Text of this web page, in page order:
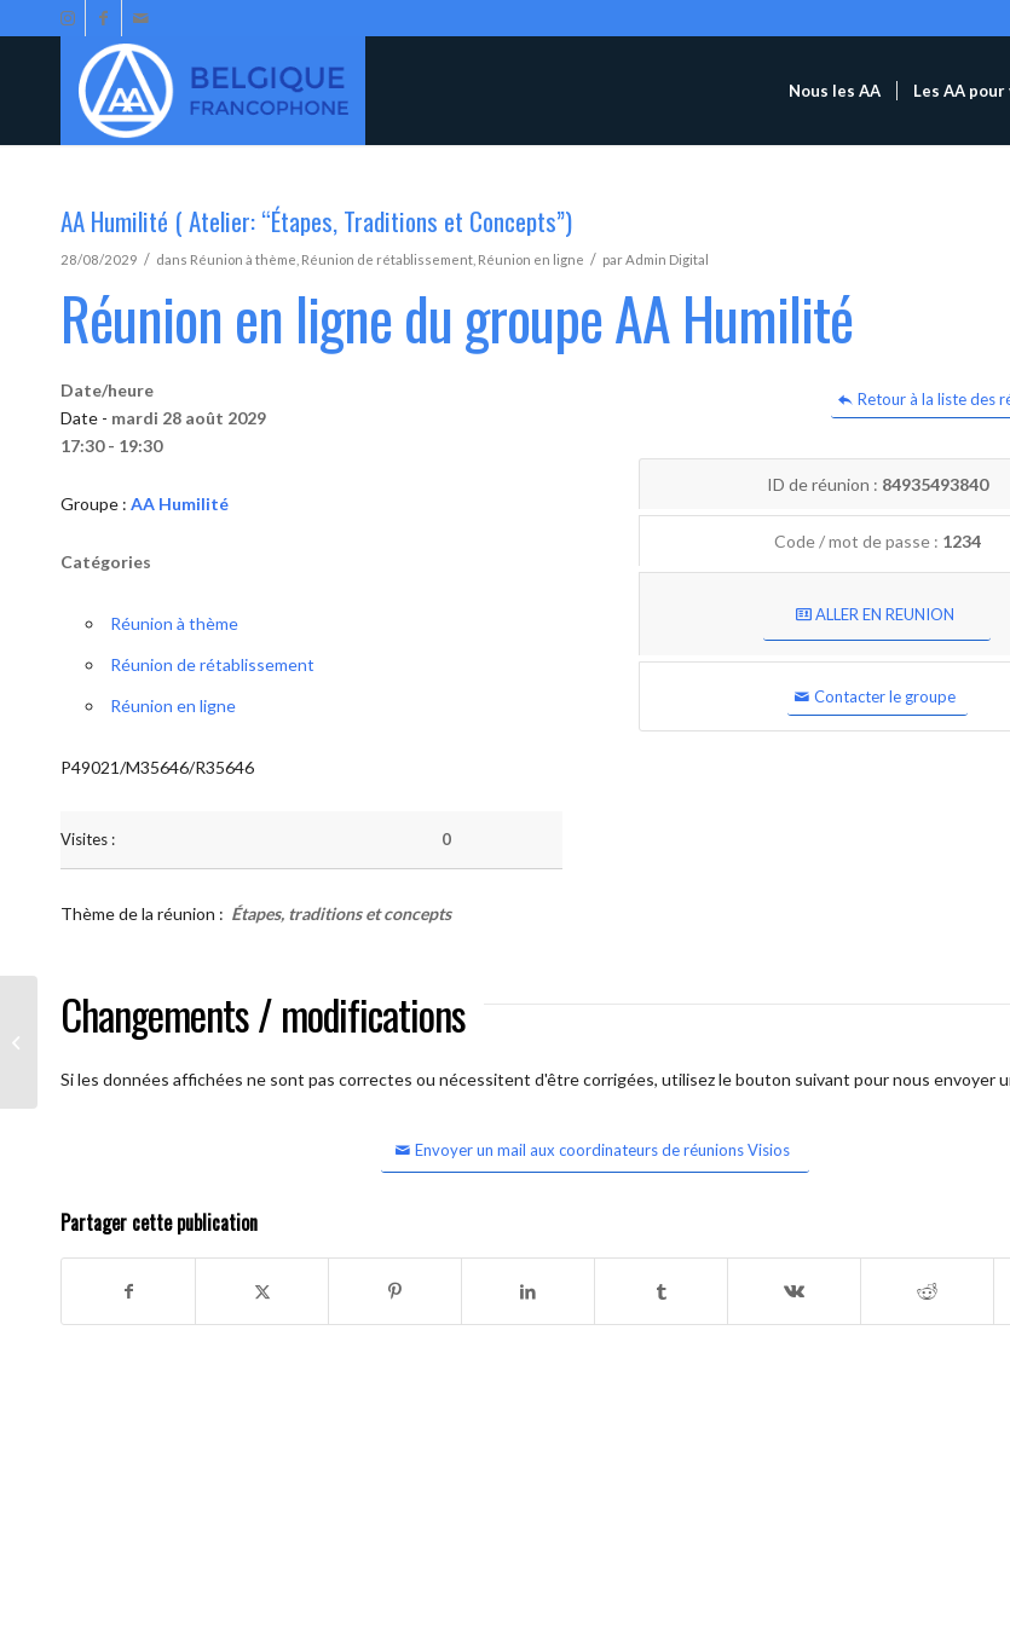
Nous les AA Les AA pour
AA Humilité ( Atelier: “Étapes, Traditions et Concepts”)
28/08/2029 / dans Réunion à thème Réunion de rétablissement Réunion en ligne / parAdmin Digital
Réunion en ligne du groupe AA Humilité
Retour à la liste des
Date/heure
Date - mardi 28 août 2029
17:30 - 19:30
Groupe : AA Humilité
Catégories
Réunion à thème
Réunion de rétablissement
Réunion en ligne
P49021/M35646/R35646
Visites : 0
ID de réunion : 84935493840
Code / mot de passe : 1234
ALLER EN REUNION
Contacter le groupe
Thème de la réunion : Étapes, traditions et concepts
Changements / modifications
Si les données affichées ne sont pas correctes ou nécessitent d'être corrigées, utilisez le bouton suivant pour nous envoyer
Envoyer un mail aux coordinateurs de réunions Visios
Partager cette publication
AA Humilité ( Atelier: “Étapes,